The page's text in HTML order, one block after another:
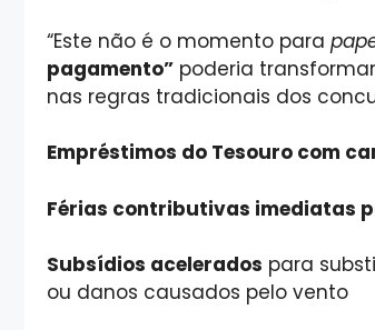
“Este não é o momento para
pagamento” poderia
nas regras tradicionais dos
Empréstimos do Tesouro com
Férias contributivas imediatas
Subsídios acelerados para
ou danos causados ​​pelo vento